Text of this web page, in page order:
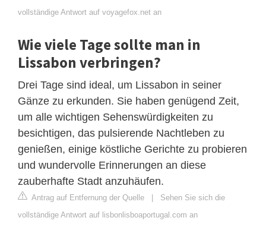
vollständige Antwort auf voyagefox.net an
Wie viele Tage sollte man in
Lissabon verbringen?
Drei Tage sind ideal, um Lissabon in seiner
Gänze zu erkunden. Sie haben genügend Zeit,
um alle wichtigen Sehenswürdigkeiten zu
besichtigen, das pulsierende Nachtleben zu
genießen, einige köstliche Gerichte zu probieren
und wundervolle Erinnerungen an diese
zauberhafte Stadt anzuhäufen.
Antrag auf Entfernung der Quelle | Sehen Sie sich die
vollständige Antwort auf lisbonlisboaportugal.com an